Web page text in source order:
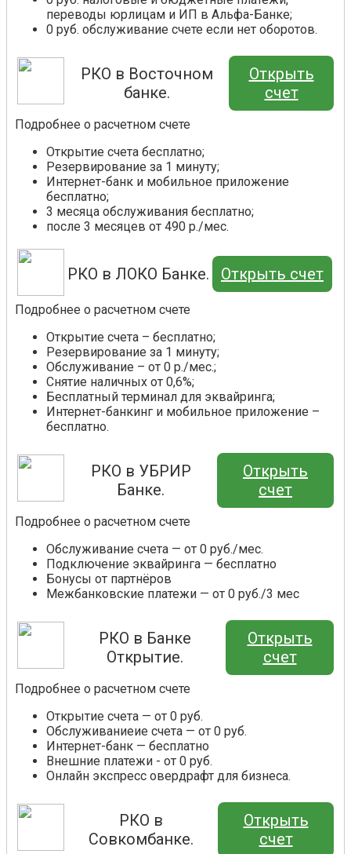
переводы юрлицам и ИП в Альфа-Банке;
0 руб. обслуживание счете если нет оборотов.
РКО в Восточном
банке.
Открыть
счет
Подробнее о расчетном счете
Открытие счета бесплатно;
Резервирование за 1 минуту;
Интернет-банк и мобильное приложение
бесплатно;
3 месяца обслуживания бесплатно;
после 3 месяцев от 490 р./мес.
РКО в ЛОКО Банке. Открыть счет
Подробнее о расчетном счете
Открытие счета – бесплатно;
Резервирование за 1 минуту;
Обслуживание – от 0 р./мес.;
Снятие наличных от 0,6%;
Бесплатный терминал для эквайринга;
Интернет-банкинг и мобильное приложение –
бесплатно.
РКО в УБРИР
Банке.
Открыть
счет
Подробнее о расчетном счете
Обслуживание счета — от 0 руб./мес.
Подключение эквайринга — бесплатно
Бонусы от партнёров
Межбанковские платежи — от 0 руб./3 мес
РКО в Банке
Открытие.
Открыть
счет
Подробнее о расчетном счете
Открытие счета — от 0 руб.
Обслуживаниеие счета — от 0 руб.
Интернет-банк — бесплатно
Внешние платежи - от 0 руб.
Онлайн экспресс овердрафт для бизнеса.
РКО в
Совкомбанке.
Открыть
счет